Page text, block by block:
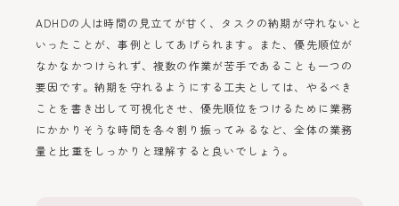
ADHDの人は時間の見立てが甘く、タスクの納期が守れないと
いったことが、事例としてあげられます。また、優先順位が
なかなかつけられず、複数の作業が苦手であることも一つの
要因です。納期を守れるようにする工夫としては、やるべき
ことを書き出して可視化させ、優先順位をつけるために業務
にかかりそうな時間を各々割り振ってみるなど、全体の業務
量と比重をしっかりと理解すると良いでしょう。